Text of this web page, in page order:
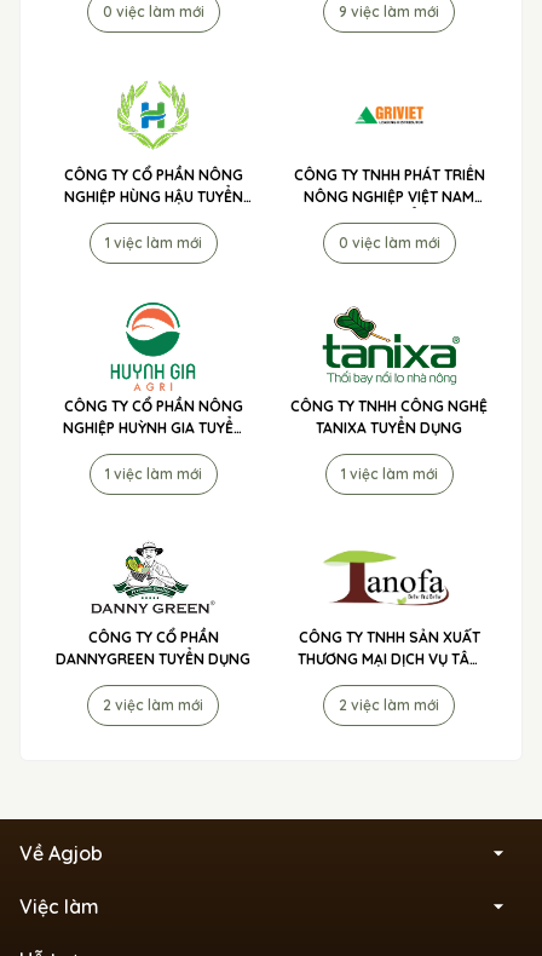
0 việc làm mới
9 việc làm mới
CÔNG TY CỔ PHẦN NÔNG
NGHIỆP HÙNG HẬU TUYỂN
DỤNG
1 việc làm mới
CÔNG TY TNHH PHÁT TRIỂN
NÔNG NGHIỆP VIỆT NAM
(AGRIVIET) TUYỂN DỤNG
0 việc làm mới
CÔNG TY CỔ PHẦN NÔNG
NGHIỆP HUỲNH GIA TUYỂN
DỤNG
1 việc làm mới
CÔNG TY TNHH CÔNG NGHỆ
TANIXA TUYỂN DỤNG
1 việc làm mới
CÔNG TY CỔ PHẦN
DANNYGREEN TUYỂN DỤNG
2 việc làm mới
CÔNG TY TNHH SẢN XUẤT
THƯƠNG MẠI DỊCH VỤ TÂN
NÔNG PHÁT - PHÂN BÓN 3
TỐT TUYỂN DỤNG
2 việc làm mới
Về Agjob
Việc làm